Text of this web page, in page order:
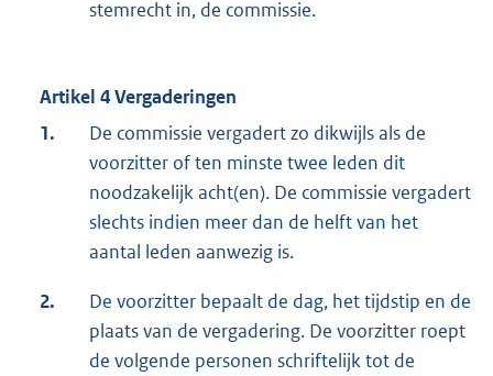
stemrecht in, de commissie.
Artikel 4 Vergaderingen
1.
De commissie vergadert zo dikwijls als de
voorzitter of ten minste twee leden dit
noodzakelijk acht(en). De commissie vergadert
slechts indien meer dan de helft van het
aantal leden aanwezig is.
2.
De voorzitter bepaalt de dag, het tijdstip en de
plaats van de vergadering. De voorzitter roept
de volgende personen schriftelijk tot de